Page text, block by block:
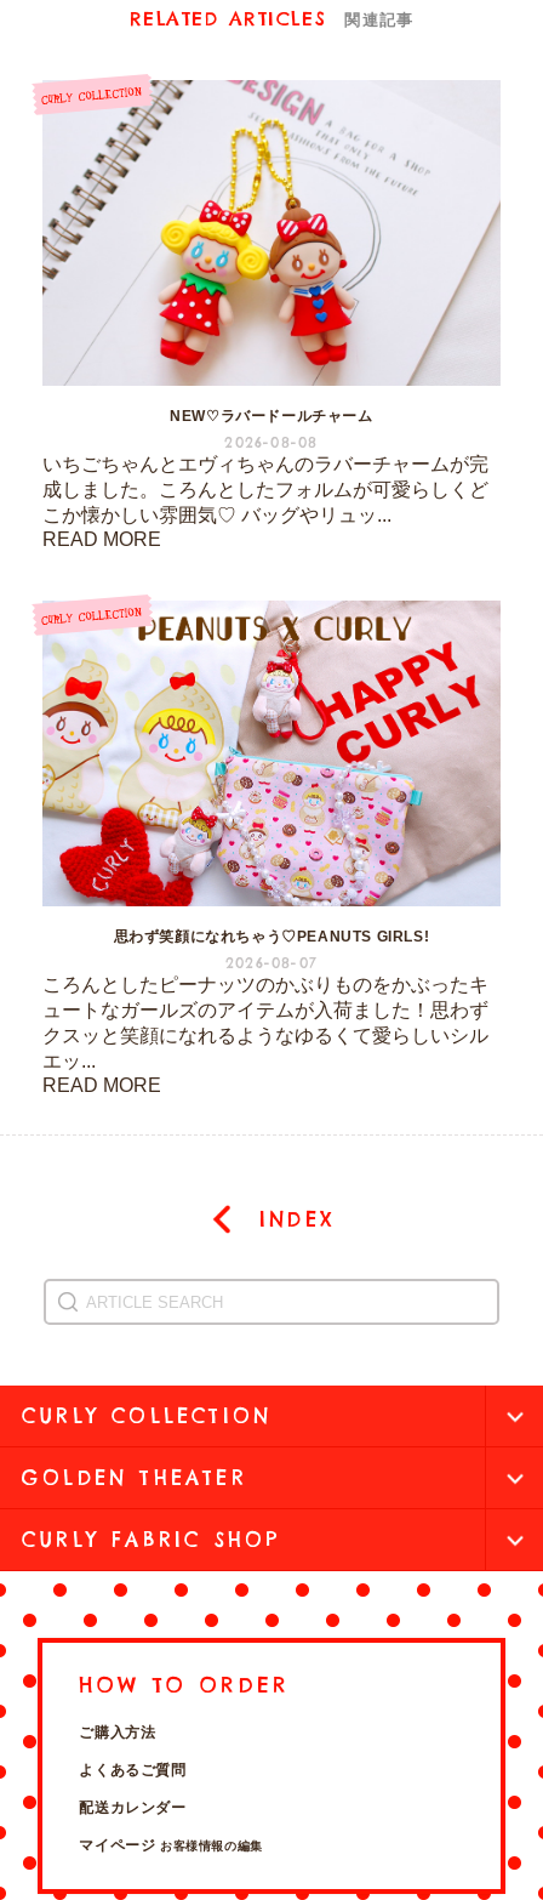
RELATED ARTICLES 関連記事
NEW♡ラバードールチャーム
2026-08-08
いちごちゃんとエヴィちゃんのラバーチャームが完
成しました。ころんとしたフォルムが可愛らしくど
こか懐かしい雰囲気♡ バッグやリュッ...
READ MORE
思わず笑顔になれちゃう♡PEANUTS GIRLS!
2026-08-07
ころんとしたピーナッツのかぶりものをかぶったキ
ュートなガールズのアイテムが入荷ました！思わず
クスッと笑顔になれるようなゆるくて愛らしいシル
エッ...
READ MORE
INDEX
CURLY COLLECTION
GOLDEN THEATER
CURLY FABRIC SHOP
HOW TO ORDER
ご購入方法
よくあるご質問
配送カレンダー
マイページ お客様情報の編集